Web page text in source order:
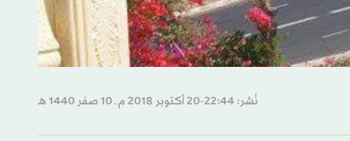
نُشر: 22:44-20 أكتوبر 2018 م ـ 10 صفَر 1440 هـ